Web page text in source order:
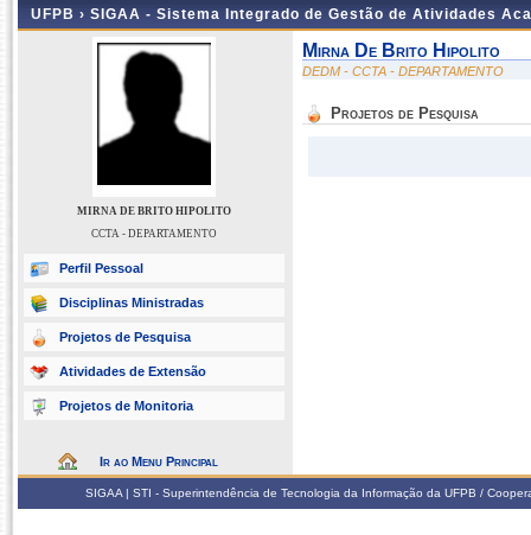
UFPB › SIGAA - Sistema Integrado de Gestão de Atividades
MIRNA DE BRITO HIPOLITO
CCTA - DEPARTAMENTO
Perfil Pessoal
Disciplinas Ministradas
Projetos de Pesquisa
Atividades de Extensão
Projetos de Monitoria
Ir ao Menu Principal
Mirna De Brito Hipolito
DEDM - CCTA - DEPARTAMENTO
Projetos de Pesquisa
SIGAA | STI - Superintendência de Tecnologia da Informação da UFPB /